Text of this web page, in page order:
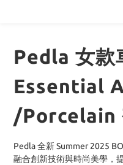
Pedla 女款
Essential
/Porcelain
Pedla 全新 Summer 2025
融合創新技術與時尚美學，